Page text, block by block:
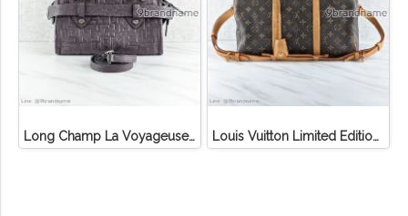
Long Champ La Voyageuse Bag Leather Louis Vuitton Limited Edition Monogram Canvas Sofia Coppola SC Bag